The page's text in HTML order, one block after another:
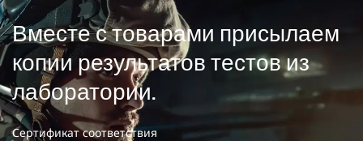
Вместе с товарами присылаем
копии результатов тестов из
лаборатории.
Сертификат соответствия